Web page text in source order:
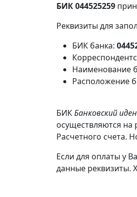
БИК 044525259
Реквизиты для
БИК банка:
Наименование
Расположение
БИКБанковский
осуществляются
Расчетного счета.
Если для оплаты у
данные реквизиты.